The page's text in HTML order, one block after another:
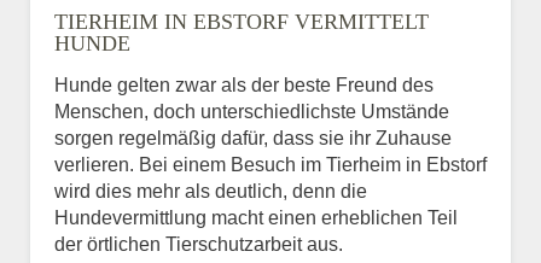
E-Mail*
TIERHEIM IN EBSTORF VERMITTELT
HUNDE
Hunde gelten zwar als der beste Freund des
Menschen, doch unterschiedlichste Umstände
sorgen regelmäßig dafür, dass sie ihr Zuhause
verlieren. Bei einem Besuch im Tierheim in Ebstorf
wird dies mehr als deutlich, denn die
Hundevermittlung macht einen erheblichen Teil
der örtlichen Tierschutzarbeit aus.